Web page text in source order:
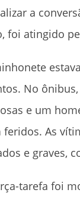
a
foi atingido
No
e um
feridos. As
e graves,
tarefa foi